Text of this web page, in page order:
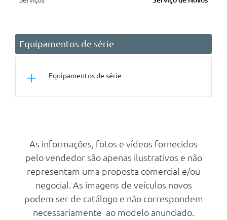
Equipamentos de série
Equipamentos de série
Bancos Dianteiros Com
Regulaçao Em Altura
Banco Traseiro Rebativel
Assimetricamente
Volante De 3 Raios Em Couro
Multifuncoes
As informações, fotos e vídeos fornecidos
pelo vendedor são apenas ilustrativos e não
representam uma proposta comercial e/ou
negocial. As imagens de veículos novos
podem ser de catálogo e não correspondem
necessariamente ao modelo anunciado.